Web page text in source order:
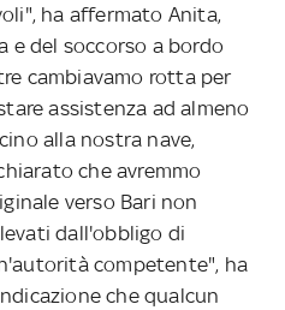
ha affermato Anita,
e del soccorso a bordo
cambiavamo rotta per
assistenza ad almeno
alla nostra nave,
che avremmo
verso Bari non
dall'obbligo di
competente", ha
che qualcun